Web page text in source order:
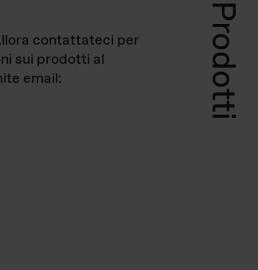
Prodotti
contattateci per
sui prodotti al
email: